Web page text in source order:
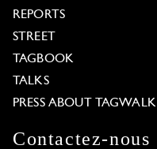
REPORTS
STREET
TAGBOOK
TALKS
PRESS ABOUT TAGWALK
Contactez-nous